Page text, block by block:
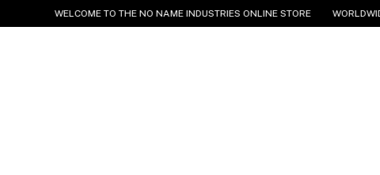
WELCOME TO THE NO NAME INDUSTRIES ONLINE STORE WORLDWIDE SHIPPING